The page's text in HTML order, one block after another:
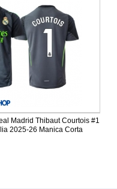
Madrid Thibaut Courtois #1
2025-26 Manica Corta